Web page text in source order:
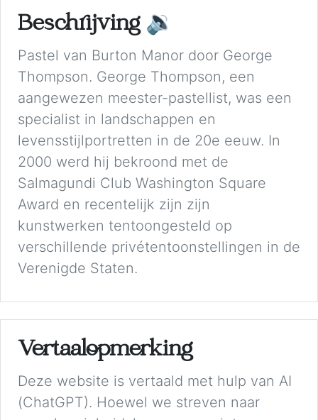
Beschrijving 🔉
Pastel van Burton Manor door George
Thompson. George Thompson, een
aangewezen meester-pastellist, was een
specialist in landschappen en
levensstijlportretten in de 20e eeuw. In
2000 werd hij bekroond met de
Salmagundi Club Washington Square
Award en recentelijk zijn zijn
kunstwerken tentoongesteld op
verschillende privétentoonstellingen in de
Verenigde Staten.
Vertaalopmerking
Deze website is vertaald met hulp van AI
(ChatGPT). Hoewel we streven naar